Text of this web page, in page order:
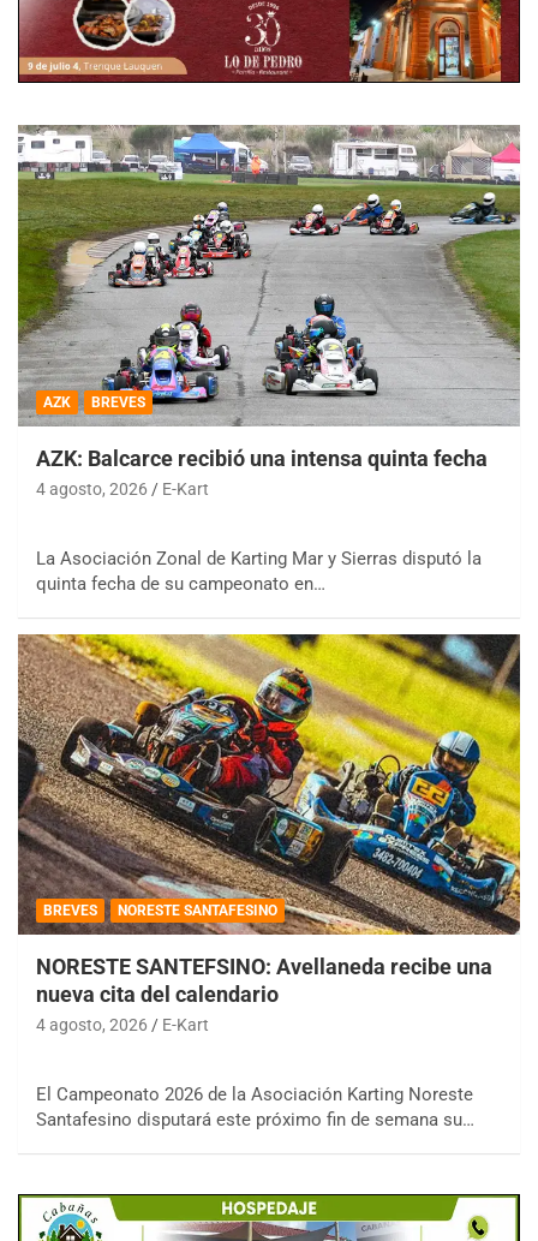
AZK BREVES
AZK: Balcarce recibió una intensa quinta fecha
4 agosto, 2026 E-Kart
La Asociación Zonal de Karting Mar y Sierras disputó la
quinta fecha de su campeonato en…
BREVES NORESTE SANTAFESINO
NORESTE SANTEFSINO: Avellaneda recibe una
nueva cita del calendario
4 agosto, 2026 E-Kart
El Campeonato 2026 de la Asociación Karting Noreste
Santafesino disputará este próximo fin de semana su…